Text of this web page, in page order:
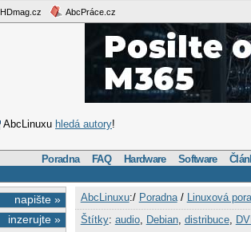
HDmag.cz AbcPráce.cz
AbcLinuxu hledá autory!
Poradna FAQ Hardware Software
napište »
inzerujte »
AbcLinuxu:/ Poradna/ Linuxová
Štítky: audio, Debian, distribuce,